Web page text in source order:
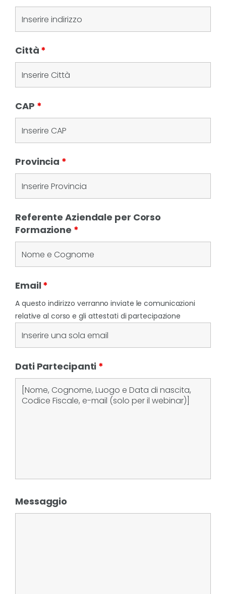
Città *
CAP *
Provincia *
Referente Aziendale per Corso
Formazione *
Email *
A questo indirizzo verranno inviate le comunicazioni
relative al corso e gli attestati di partecipazione
Dati Partecipanti *
Messaggio